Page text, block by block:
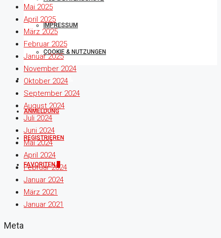
IMPRESSUM
COOKIE & NUTZUNGEN
SERVICE-PORTAL
ANMELDUNG
REGISTRIEREN
FAVORITEN
Mai 2025
April 2025
März 2025
Februar 2025
Januar 2025
November 2024
Oktober 2024
September 2024
August 2024
Juli 2024
Juni 2024
Mai 2024
April 2024
Februar 2024
Januar 2024
März 2021
Januar 2021
Meta